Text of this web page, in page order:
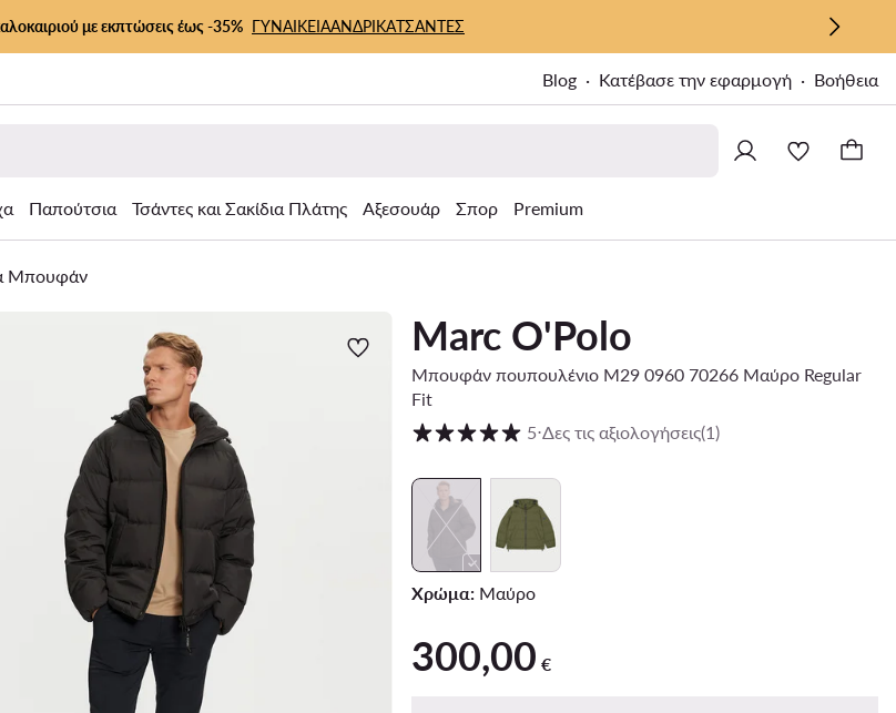
με εκπτώσεις έως -35% ΓΥΝΑΙΚΕΙΑΑΝΔΡΙΚΑΤΣΑΝΤΕΣ
Blog Κατέβασε την εφαρμογή Βοήθεια
Παπούτσια Τσάντες και Σακίδια Πλάτης Αξεσουάρ Σπορ Premium
Μπουφάν
Marc O'Polo
Μπουφάν πουπουλένιο M29 0960 70266 Μαύρο Regular
Fit
Βαθμολογία πελατών σε κλίμακα 1 έως 5
5⋅Δες τις αξιολογήσεις(1)
Χρώμα:Μαύρο
300,00 €
300,00 €